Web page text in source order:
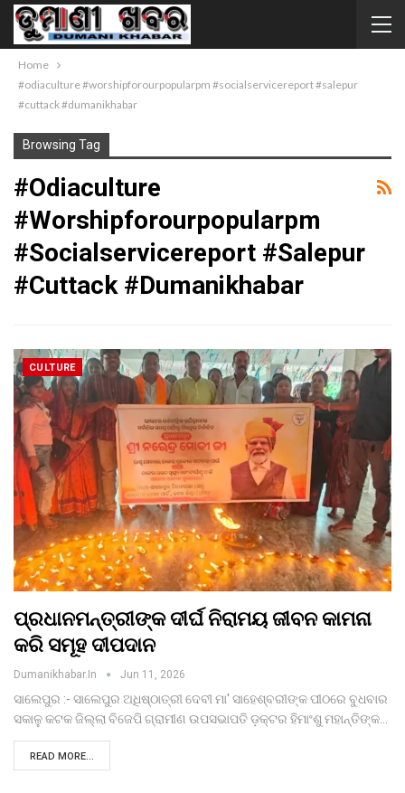
Home
#odiaculture #worshipforourpopularpm #socialservicereport #salepur
#cuttack #dumanikhabar
Browsing Tag
#odiaculture
#worshipforourpopularpm
#socialservicereport #salepur
#cuttack #dumanikhabar
CULTURE
ପ୍ରଧାନମନ୍ତ୍ରୀଙ୍କ ଦୀର୍ଘ ନିରାମୟ ଜୀବନ କାମନା
କରି ସମୂହ ଦୀପଦାନ
Dumanikhabar.in Jun 11, 2026
ସାଲେପୁର :- ସାଲେପୁର ଅଧିଷ୍ଠାତ୍ରୀ ଦେବୀ ମା' ସାହେଶ୍ବରୀଙ୍କ ପୀଠରେ ବୁଧବାର
ସକାଳୁ କଟକ ଜିଲ୍ଲା ବିଜେପି ଗ୍ରାମୀଣ ଉପସଭାପତି ଡ଼କ୍ଟର ହିମାଂଶୁ ମହାନ୍ତିଙ୍କ…
READ MORE...